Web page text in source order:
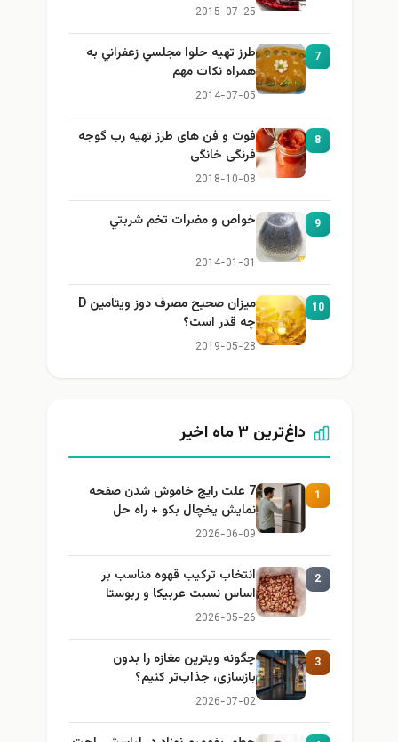
2015-07-25
7
طرز تهيه حلوا مجلسي زعفراني به
همراه نكات مهم
2014-07-05
8
فوت و فن های طرز تهیه رب گوجه
فرنگی خانگی
2018-10-08
9 خواص و مضرات تخم شربتي
2014-01-31
10
میزان صحیح مصرف دوز ویتامین D
چه قدر است؟
2019-05-28
داغ‌ترین ۳ ماه اخیر
1
7 علت رایج خاموش شدن صفحه
نمایش یخچال بکو + راه حل
2026-06-09
2
انتخاب ترکیب قهوه مناسب بر
اساس نسبت عربیکا و ربوستا
2026-05-26
3
چگونه ویترین مغازه را بدون
بازسازی، جذاب‌تر کنیم؟
2026-07-02